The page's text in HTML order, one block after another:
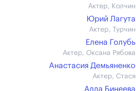
Актер, Колчин
Юрий Лагута
Актер, Турчин
Елена Голубь
Актер, Оксана Рябова
Анастасия Демьяненко
Актер, Стася
Алла Бинеева